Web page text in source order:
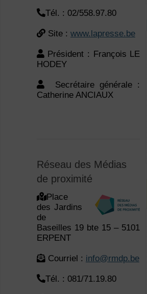
Tél. : 02/558.97.80
Site : www.lapresse.be
Président : François LE
HODEY
Secrétaire générale :
Catherine ANCIAUX
Réseau des Médias
de proximité
Place
des Jardins
de
Baseilles 19 bte 15 – 5101
ERPENT
Courriel : info@rmdp.be
Tél. : 081/71.19.80